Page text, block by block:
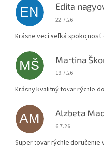
EN Edita
Hodnotenie
22.7.26
Krásne veci veľká spokojnosť
MŠ Martina
Hodnotenie
19.7.26
Krásny kvalitný tovar rýchle
AM Alzbeta
Hodnotenie
6.7.26
Super tovar rýchle doručenie